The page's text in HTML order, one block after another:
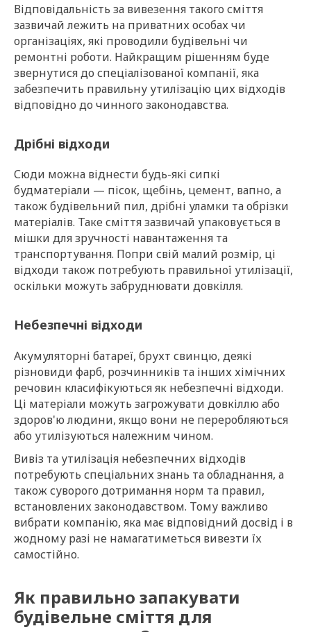
Відповідальність за вивезення такого сміття
зазвичай лежить на приватних особах чи
організаціях, які проводили будівельні чи
ремонтні роботи. Найкращим рішенням буде
звернутися до спеціалізованої компанії, яка
забезпечить правильну утилізацію цих відходів
відповідно до чинного законодавства.
Дрібні відходи
Сюди можна віднести будь-які сипкі
будматеріали — пісок, щебінь, цемент, вапно, а
також будівельний пил, дрібні уламки та обрізки
матеріалів. Таке сміття зазвичай упаковується в
мішки для зручності навантаження та
транспортування. Попри свій малий розмір, ці
відходи також потребують правильної утилізації,
оскільки можуть забруднювати довкілля.
Небезпечні відходи
Акумуляторні батареї, брухт свинцю, деякі
різновиди фарб, розчинників та інших хімічних
речовин класифікуються як небезпечні відходи.
Ці матеріали можуть загрожувати довкіллю або
здоров'ю людини, якщо вони не переробляються
або утилізуються належним чином.
Вивіз та утилізація небезпечних відходів
потребують спеціальних знань та обладнання, а
також суворого дотримання норм та правил,
встановлених законодавством. Тому важливо
вибрати компанію, яка має відповідний досвід і в
жодному разі не намагатиметься вивезти їх
самостійно.
Як правильно запакувати
будівельне сміття для